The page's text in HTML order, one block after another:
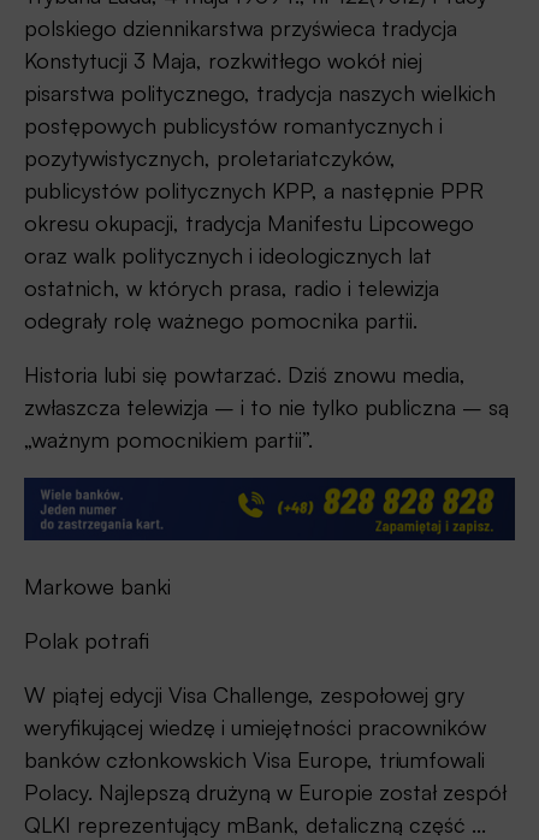
polskiego dziennikarstwa przyświeca tradycja
Konstytucji 3 Maja, rozkwitłego wokół niej
pisarstwa politycznego, tradycja naszych wielkich
postępowych publicystów romantycznych i
pozytywistycznych, proletariatczyków,
publicystów politycznych KPP, a następnie PPR
okresu okupacji, tradycja Manifestu Lipcowego
oraz walk politycznych i ideologicznych lat
ostatnich, w których prasa, radio i telewizja
odegrały rolę ważnego pomocnika partii.
Historia lubi się powtarzać. Dziś znowu media,
zwłaszcza telewizja – i to nie tylko publiczna – są
„ważnym pomocnikiem partii”.
Markowe banki
Polak potrafi
W piątej edycji Visa Challenge, zespołowej gry
weryfikującej wiedzę i umiejętności pracowników
banków członkowskich Visa Europe, triumfowali
Polacy. Najlepszą drużyną w Europie został zespół
QLKI reprezentujący mBank, detaliczną część ...